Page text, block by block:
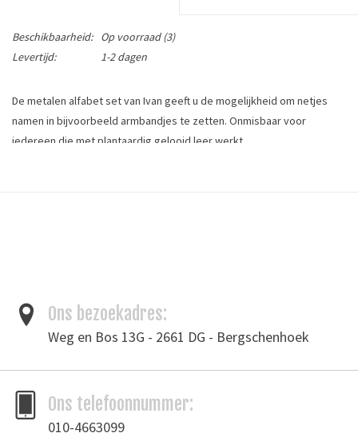
Beschikbaarheid: Op voorraad(3)
Levertijd:
1-2 dagen
De metalen alfabet set van Ivan geeft u de mogelijkheid om netjes
namen in bijvoorbeeld armbandjes te zetten. Onmisbaar voor
iedereen die met plantaardig gelooid leer werkt.
Ivan Leathercraft
Toevoegen om te vergelijken/Afdrukken
Ons bezoekadres:
Weg en Bos 13G - 2661 DG - Bergschenhoek
Ons telefoonnummer:
010-4663099